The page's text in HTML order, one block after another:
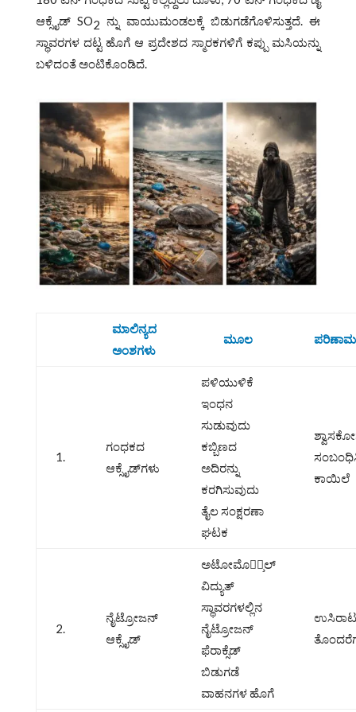
ಆಕ್ಸೈಡ್‌ SO2 ನ್ನು ವಾಯುಮಂಡಲಕ್ಕೆ ಬಿಡುಗಡೆಗೊಳಿಸುತ್ತದೆ. ಈ
ಸ್ಥಾವರಗಳ ದಟ್ಟ ಹೊಗೆ ಆ ಪ್ರದೇಶದ ಸ್ಮಾರಕಗಳಿಗೆ ಕಪ್ಪು ಮಸಿಯನ್ನು
ಬಳಿದಂತೆ ಅಂಟಿಕೊಂಡಿದೆ.
ಮಾಲಿನ್ಯದ
ಅಂಶಗಳು
ಮೂಲ
1.
ಗಂಧಕದ
ಆಕ್ಸೈಡ್‌ಗಳು
ಪಳಿಯುಳಿಕೆ
ಇಂಧನ
ಸುಡುವುದು
ಕಬ್ಬಿಣದ
ಅದಿರನ್ನು
ಕರಗಿಸುವುದು
ತೈಲ ಸಂಕ್ಷರಣಾ
ಘಟಕ
ಕಾಯಿಲೆ
2.
ನೈಟ್ರೋಜನ್‌
ಆಕ್ಸೈಡ್‌
ಅಟೋಮೊಬೈ̧ಲ್‌
ವಿದ್ಯುತ್‌
ಸ್ಥಾವರಗಳಲ್ಲಿನ
ನೈಟ್ರೋಜನ್‌
ಫೆರಾಕ್ಸೆಡ್‌
ಬಿಡುಗಡೆ
ವಾಹನಗಳ ಹೊಗೆ